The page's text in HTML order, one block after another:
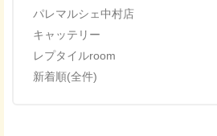
パレマルシェ中村店
キャッテリー
レプタイルroom
新着順(全件)